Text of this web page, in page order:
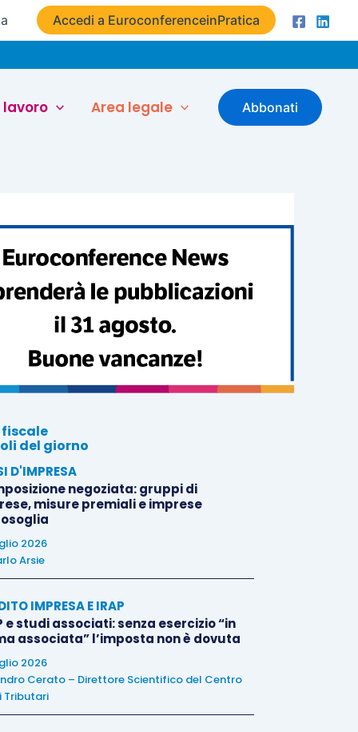
Accedi a EuroconferenceinPratica
lavoro Area legale Abbonati
del giorno
D'IMPRESA
negoziata: gruppi di
misure premiali e imprese
2026
Arsie
IMPRESA E IRAP
e studi associati: senza esercizio “in
associata” l’imposta non è dovuta
2026
Cerato – Direttore Scientifico del Centro
Tributari